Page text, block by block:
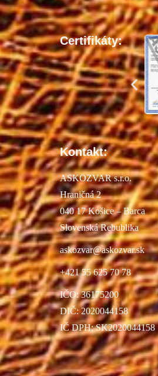
Certifikáty:
Kontakt:
ASKOZVAR s.r.o.
Hraničná 2
040 17 Košice – Barca
Slovenská Rebublika
askozvar@askozvar.sk
+421 55 625 70 78
IČO: 36175200
DIČ: 2020044158
IČ DPH: SK2020044158